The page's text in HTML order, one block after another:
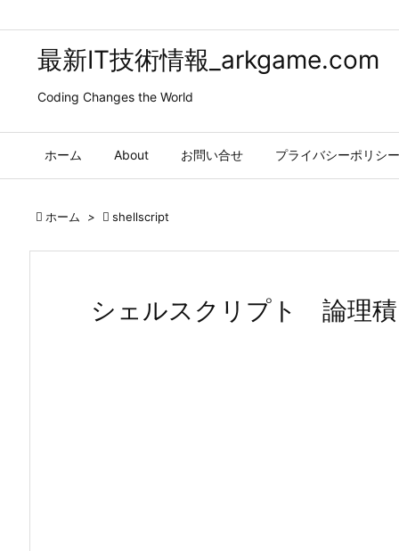
最新IT技術情報_arkgame.com
Coding Changes the World
ホーム About お問い合せ プライバシーポリシー
 ホーム >  shellscript
シェルスクリプト 論理